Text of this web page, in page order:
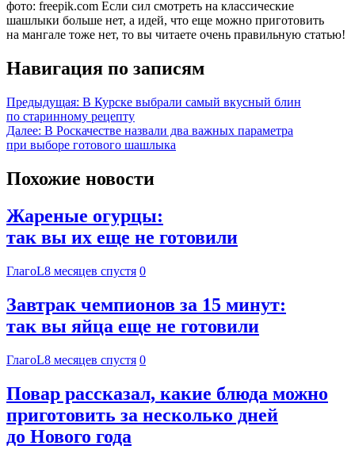
фото: freepik.com Если сил смотреть на классические
шашлыки больше нет, а идей, что еще можно приготовить
на мангале тоже нет, то вы читаете очень правильную статью!
Навигация по записям
Предыдущая: В Курске выбрали самый вкусный блин
по старинному рецепту
Далее: В Роскачестве назвали два важных параметра
при выборе готового шашлыка
Похожие новости
Жареные огурцы:
так вы их еще не готовили
ГлагоL8 месяцев спустя 0
Завтрак чемпионов за 15 минут:
так вы яйца еще не готовили
ГлагоL8 месяцев спустя 0
Повар рассказал, какие блюда можно
приготовить за несколько дней
до Нового года